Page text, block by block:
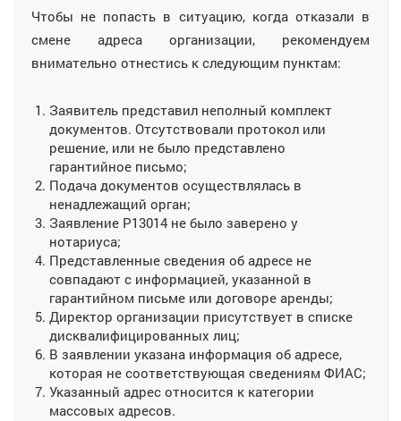
Чтобы не попасть в ситуацию, когда отказали в
смене адреса организации, рекомендуем
внимательно отнестись к следующим пунктам:
Заявитель представил неполный комплект
документов. Отсутствовали протокол или
решение, или не было представлено
гарантийное письмо;
Подача документов осуществлялась в
ненадлежащий орган;
Заявление Р13014 не было заверено у
нотариуса;
Представленные сведения об адресе не
совпадают с информацией, указанной в
гарантийном письме или договоре аренды;
Директор организации присутствует в списке
дисквалифицированных лиц;
В заявлении указана информация об адресе,
которая не соответствующая сведениям ФИАС;
Указанный адрес относится к категории
массовых адресов.